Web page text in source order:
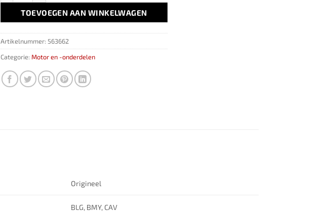
TOEVOEGEN AAN WINKELWAGEN
Artikelnummer: 563662
Categorie: Motor en -onderdelen
Origineel
BLG, BMY, CAV